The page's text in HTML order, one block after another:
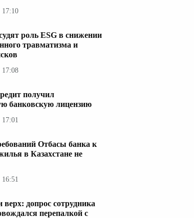
17:10
роль ESG в снижении
травматизма и
17:08
получил
банковскую лицензию
17:01
Отбасы банка к
в Казахстане не
16:51
допрос сотрудника
перепалкой с